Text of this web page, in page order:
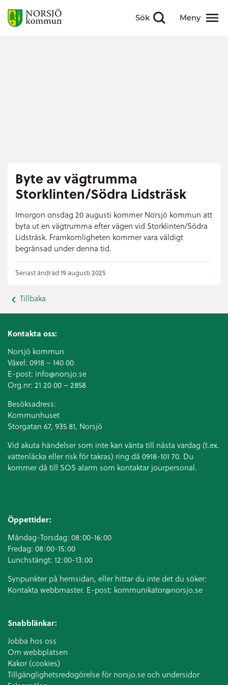
Sök
Visa sökfält Meny
Visa meny
Byte av vägtrumma
Storklinten/Södra Lidsträsk
Imorgon onsdag 20 augusti kommer Norsjö kommun att
byta ut en vägtrumma efter vägen vid Storklinten/Södra
Lidsträsk. Framkomligheten kommer vara väldigt
begränsad under denna tid.
Senast ändrad 19 augusti 2025
Tillbaka
Kontakta oss:
Norsjö kommun
Växel: 0918 – 140 00
E-post: info@norsjo.se
Org.nr: 21 20 00 – 2858
Besöksadress:
Kommunhuset
Storgatan 67, 935 81, Norsjö
Vid akuta händelser som inte kan vänta till nästa vardag (t.ex.
vattenläcka eller risk för takras) ring då 0918-101 70. Du
kommer då till SOS alarm som kontaktar jourpersonal.
Öppettider:
Måndag-Torsdag: 08:00-16:00
Fredag: 08:00-15:00
Lunchstängt: 12:00-13:00
Synpunkter på hemsidan, eller hittar du inte det du söker:
Kontakta webbmaster. E-post: kommunikator@norsjo.se
Snabblänkar:
Jobba hos oss
Om webbplatsen
Kakor (cookies)
Tillgänglighetsredogörelse för norsjo.se och undersidor